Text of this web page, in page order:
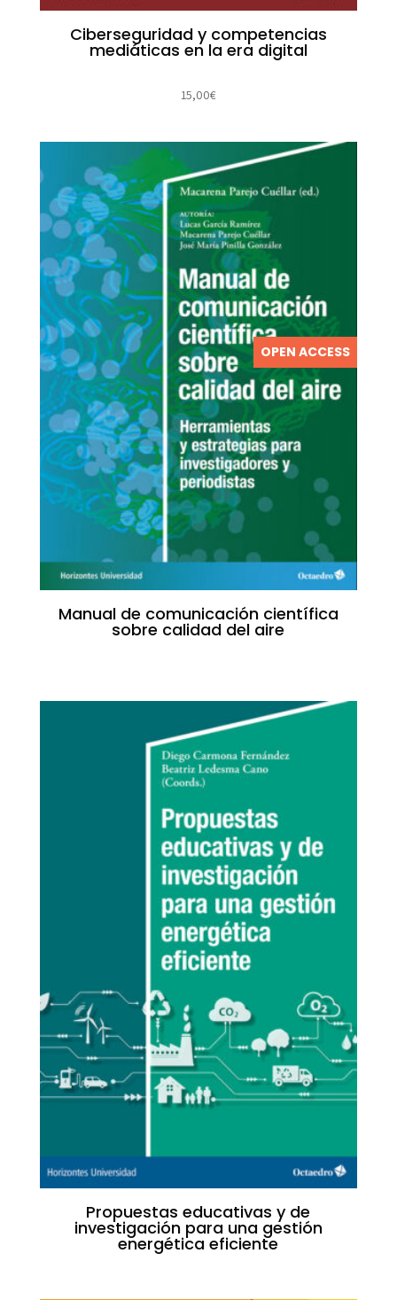
Ciberseguridad y competencias
mediáticas en la era digital
15,00€
OPEN ACCESS
Manual de comunicación científica
sobre calidad del aire
Propuestas educativas y de
investigación para una gestión
energética eficiente